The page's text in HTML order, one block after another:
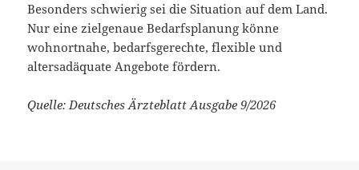
Besonders schwierig sei die Situation auf dem Land.
Nur eine zielgenaue Bedarfsplanung könne
wohnortnahe, bedarfsgerechte, flexible und
altersadäquate Angebote fördern.
Quelle: Deutsches Ärzteblatt Ausgabe 9/2026